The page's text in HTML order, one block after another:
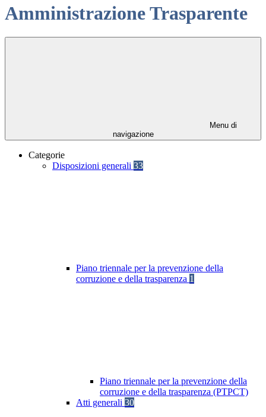
Amministrazione Trasparente
Menu di
navigazione
Categorie
Disposizioni generali 33
Piano triennale per la prevenzione della
corruzione e della trasparenza 1
Piano triennale per la prevenzione della
corruzione e della trasparenza (PTPCT)
Atti generali 30